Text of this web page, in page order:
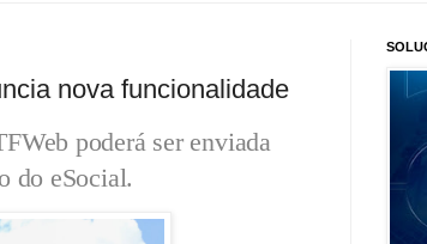
nova funcionalidade
poderá ser enviada
do eSocial.